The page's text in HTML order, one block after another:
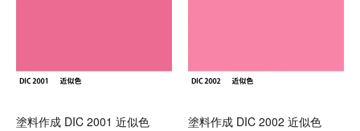
塗料作成 DIC 2001 近似色
塗料作成 DIC 2002 近似色